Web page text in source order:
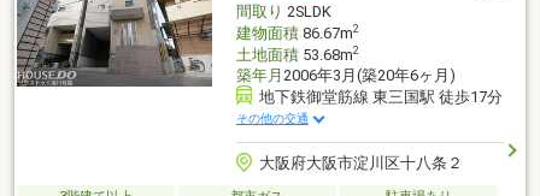
間取り 2SLDK
建物面積86.67m2
土地面積53.68m2
築年月 2006年3月(築20年6ヶ月)
地下鉄御堂筋線 東三国駅 徒歩17分
その他の交通
大阪府大阪市淀川区十八条２